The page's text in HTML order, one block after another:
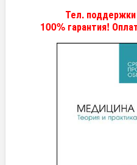
Тел.
100% гарантия!